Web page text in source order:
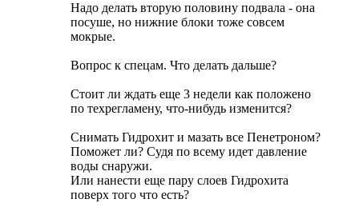
Надо делать вторую половину подвала - она
посуше, но нижние блоки тоже совсем
мокрые.
Вопрос к спецам. Что делать дальше?
Стоит ли ждать еще 3 недели как положено
по техрегламену, что-нибудь изменится?
Снимать Гидрохит и мазать все Пенетроном?
Поможет ли? Судя по всему идет давление
воды снаружи.
Или нанести еще пару слоев Гидрохита
поверх того что есть?